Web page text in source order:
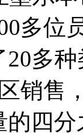
多位
多
销售
四分